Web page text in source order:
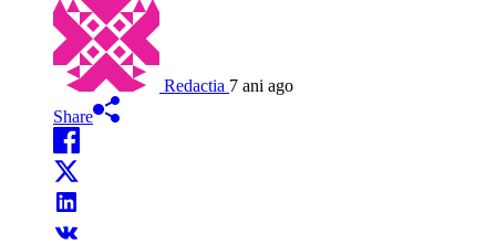
Redactia 7 ani ago
Share